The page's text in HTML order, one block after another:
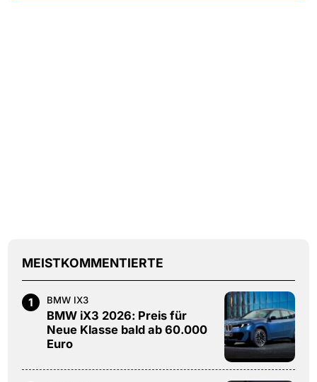
MEISTKOMMENTIERTE
1 BMW IX3
BMW iX3 2026: Preis für
Neue Klasse bald ab 60.000
Euro